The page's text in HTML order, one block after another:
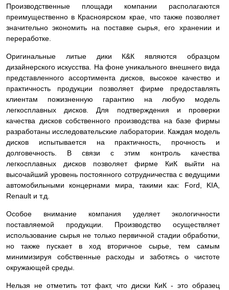
Производственные площади компании располагаются
преимущественно в Красноярском крае, что также позволяет
значительно экономить на поставке сырья, его хранении и
переработке.
Оригинальные литые дики К&К являются образцом
дизайнерского искусства. На фоне уникального внешнего вида
представленного ассортимента дисков, высокое качество и
практичность продукции позволяет фирме предоставлять
клиентам пожизненную гарантию на любую модель
легкосплавных дисков. Для подтверждения и проверки
качества дисков собственного производства на базе фирмы
разработаны исследовательские лаборатории. Каждая модель
дисков испытывается на практичность, прочность и
долговечность. В связи с этим контроль качества
легкосплавных дисков позволяет фирме КиК выйти на
высочайший уровень постоянного сотрудничества с ведущими
автомобильными концернами мира, такими как: Ford, KIA,
Renault и т.д.
Особое внимание компания уделяет экологичности
поставляемой продукции. Производство осуществляет
использование сырья не только первичной стадии обработки,
но также пускает в ход вторичное сырье, тем самым
минимизируя собственные расходы и заботясь о чистоте
окружающей среды.
Нельзя не отметить тот факт, что диски КиК - это образец